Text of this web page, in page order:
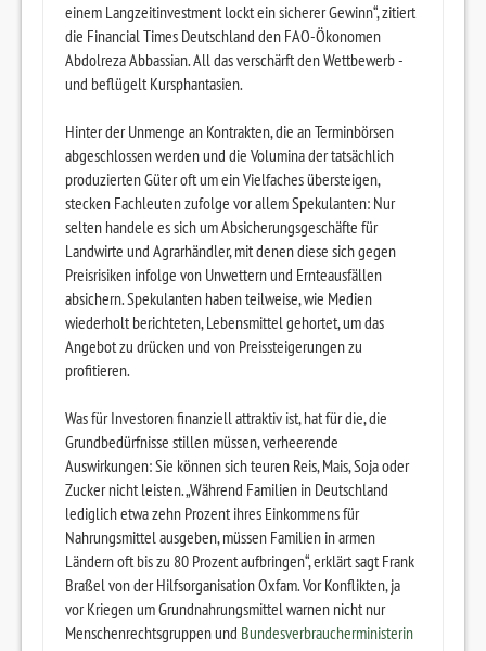
einem Langzeitinvestment lockt ein sicherer Gewinn“, zitiert
die Financial Times Deutschland den FAO-Ökonomen
Abdolreza Abbassian. All das verschärft den Wettbewerb -
und beflügelt Kursphantasien.
Hinter der Unmenge an Kontrakten, die an Terminbörsen
abgeschlossen werden und die Volumina der tatsächlich
produzierten Güter oft um ein Vielfaches übersteigen,
stecken Fachleuten zufolge vor allem Spekulanten: Nur
selten handele es sich um Absicherungsgeschäfte für
Landwirte und Agrarhändler, mit denen diese sich gegen
Preisrisiken infolge von Unwettern und Ernteausfällen
absichern. Spekulanten haben teilweise, wie Medien
wiederholt berichteten, Lebensmittel gehortet, um das
Angebot zu drücken und von Preissteigerungen zu
profitieren.
Was für Investoren finanziell attraktiv ist, hat für die, die
Grundbedürfnisse stillen müssen, verheerende
Auswirkungen: Sie können sich teuren Reis, Mais, Soja oder
Zucker nicht leisten. „Während Familien in Deutschland
lediglich etwa zehn Prozent ihres Einkommens für
Nahrungsmittel ausgeben, müssen Familien in armen
Ländern oft bis zu 80 Prozent aufbringen“, erklärt sagt Frank
Braßel von der Hilfsorganisation Oxfam. Vor Konflikten, ja
vor Kriegen um Grundnahrungsmittel warnen nicht nur
Menschenrechtsgruppen und Bundesverbraucherministerin